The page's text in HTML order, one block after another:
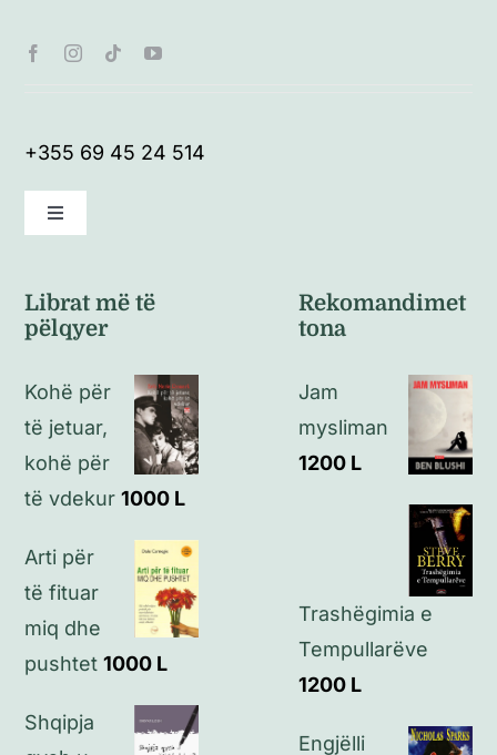
+355 69 45 24 514
Toggle
Politikat e kthimeve
Politikat e privatësisë
Librat më të
pëlqyer
Kohë për
të jetuar,
kohë për
të vdekur 1000 L
Arti për
të fituar
miq dhe
pushtet 1000 L
Shqipja
Rekomandimet
tona
Jam
mysliman
1200 L
Trashëgimia e
Tempullarëve
1200 L
Engjëlli